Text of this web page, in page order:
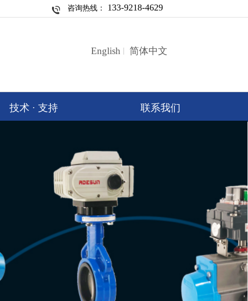
133-9218-4629
咨询热线：
English 简体中文
技术 · 支持 联系我们